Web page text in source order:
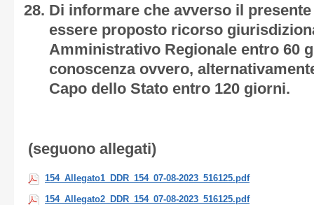
Di informare che avverso il
essere proposto ricorso
Amministrativo Regionale entro 60
conoscenza ovvero,
Capo dello Stato entro 120 giorni.
(seguono allegati)
154_Allegato1_DDR_154_07-08-2023_516125.pdf
154_Allegato2_DDR_154_07-08-2023_516125.pdf